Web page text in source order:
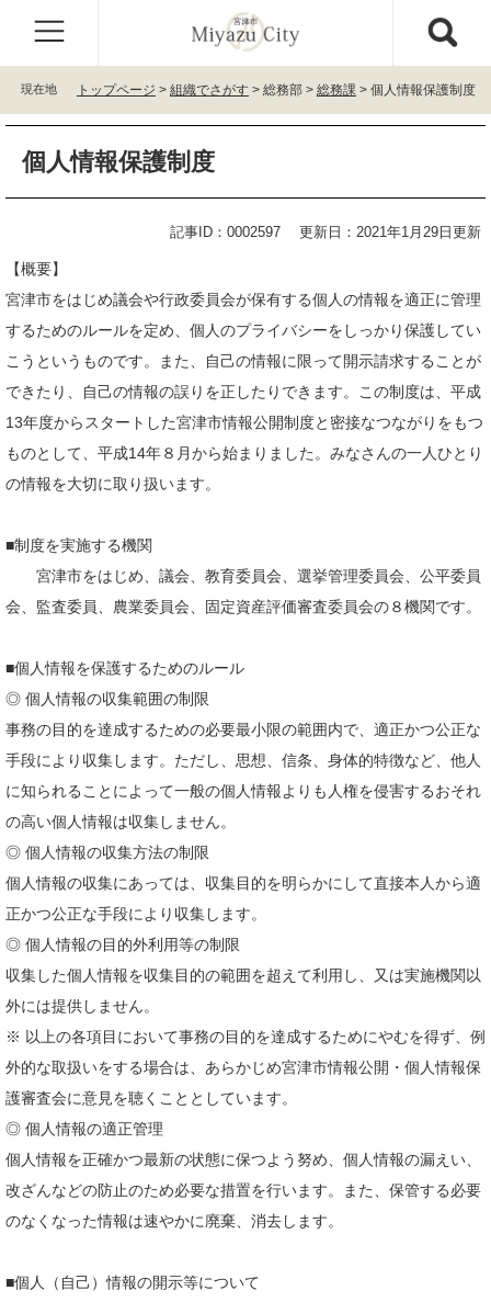
頭
。
飛
て
へ
現在地 トップページ > 組織でさがす > 総務部 > 総務課 > 個人情報保護制度
個人情報保護制度
記事ID：0002597 更新日：2021年1月29日更新
【概要】
宮津市をはじめ議会や行政委員会が保有する個人の情報を適正に管理
するためのルールを定め、個人のプライバシーをしっかり保護してい
こうというものです。また、自己の情報に限って開示請求することが
できたり、自己の情報の誤りを正したりできます。この制度は、平成
13年度からスタートした宮津市情報公開制度と密接なつながりをもつ
ものとして、平成14年８月から始まりました。みなさんの一人ひとり
の情報を大切に取り扱います。
■制度を実施する機関
宮津市をはじめ、議会、教育委員会、選挙管理委員会、公平委員
会、監査委員、農業委員会、固定資産評価審査委員会の８機関です。
■個人情報を保護するためのルール
◎ 個人情報の収集範囲の制限
事務の目的を達成するための必要最小限の範囲内で、適正かつ公正な
手段により収集します。ただし、思想、信条、身体的特徴など、他人
に知られることによって一般の個人情報よりも人権を侵害するおそれ
の高い個人情報は収集しません。
◎ 個人情報の収集方法の制限
個人情報の収集にあっては、収集目的を明らかにして直接本人から適
正かつ公正な手段により収集します。
◎ 個人情報の目的外利用等の制限
収集した個人情報を収集目的の範囲を超えて利用し、又は実施機関以
外には提供しません。
※ 以上の各項目において事務の目的を達成するためにやむを得ず、例
外的な取扱いをする場合は、あらかじめ宮津市情報公開・個人情報保
護審査会に意見を聴くこととしています。
◎ 個人情報の適正管理
個人情報を正確かつ最新の状態に保つよう努め、個人情報の漏えい、
改ざんなどの防止のため必要な措置を行います。また、保管する必要
のなくなった情報は速やかに廃棄、消去します。
■個人（自己）情報の開示等について